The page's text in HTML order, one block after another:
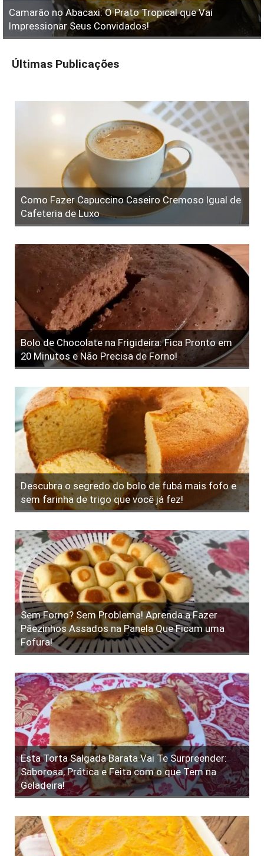
Camarão no Abacaxi: O Prato Tropical que Vai
Impressionar Seus Convidados!
Últimas Publicações
Como Fazer Capuccino Caseiro Cremoso Igual de
Cafeteria de Luxo
Bolo de Chocolate na Frigideira: Fica Pronto em
20 Minutos e Não Precisa de Forno!
Descubra o segredo do bolo de fubá mais fofo e
sem farinha de trigo que você já fez!
Sem Forno? Sem Problema! Aprenda a Fazer
Pãezinhos Assados na Panela Que Ficam uma
Fofura!
Esta Torta Salgada Barata Vai Te Surpreender:
Saborosa, Prática e Feita com o que Tem na
Geladeira!